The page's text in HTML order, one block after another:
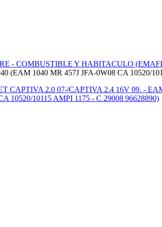
- COMBUSTIBLE Y HABITACULO
(EAM 1040 MR 457J JFA-0W08 CA 10520/